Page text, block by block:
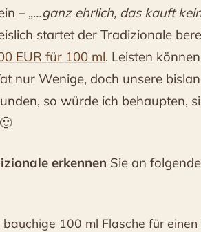
– „…ganz ehrlich, das kauft
startet der Tradizionale
EUR für 100 ml. Leisten
nur Wenige, doch unsere
so würde ich behaupten,
erkennen Sie an
100 ml Flasche für einen